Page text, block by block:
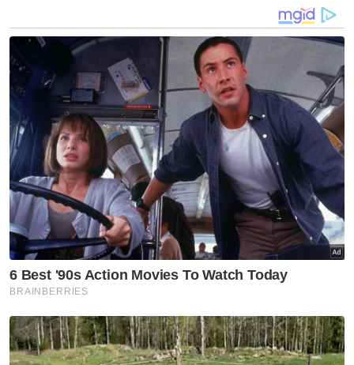
meningkatkan taraf hidup individu dan
masyarakat, malah menyumbang
peningkatan ekonomi negara,” katanya
dalam kenyataan pada Khamis.
Mengulas lanjut, Mohd Shahrizal berkata,
YBR turut berharap agar masyarakat bijak